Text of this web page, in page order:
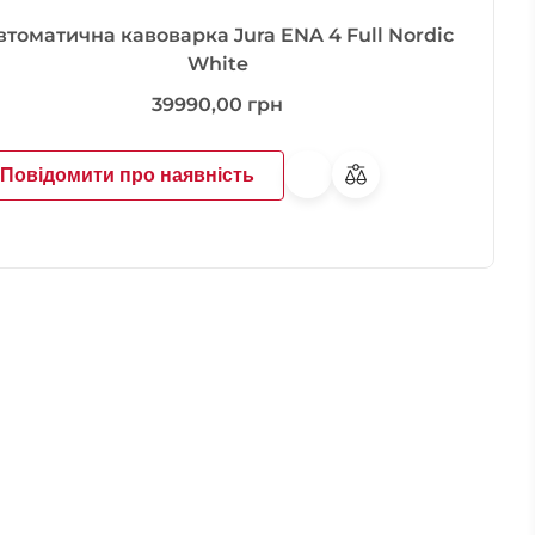
кавоварка Jura ENA 4 Full Nordic
White
39990,00 грн
Повідомити про наявність